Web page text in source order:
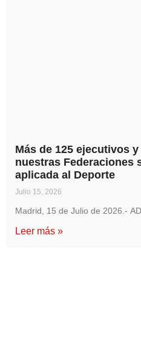
Más de 125 ejecutivos
nuestras Federaciones
aplicada al Deporte
Julio 15, 2026
Madrid, 15 de Julio de 2026.-
Leer más »